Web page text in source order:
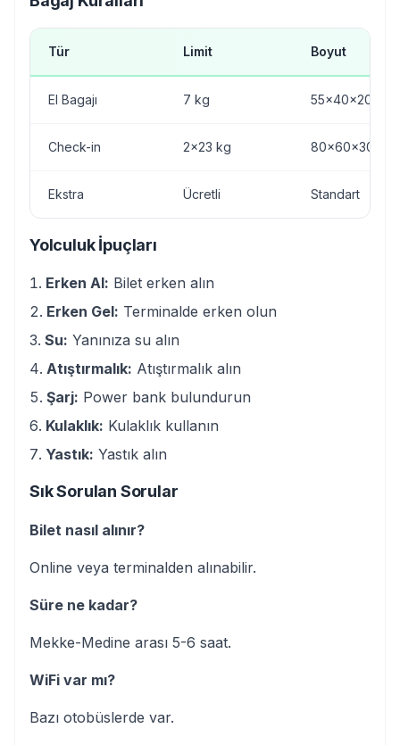
Tür Limit Boyut
El Bagajı 7 kg 55x40x20 cm
Check-in 2x23 kg 80x60x30 cm
Ekstra Ücretli Standart
Yolculuk İpuçları
Erken Al: Bilet erken alın
Erken Gel: Terminalde erken olun
Su: Yanınıza su alın
Atıştırmalık: Atıştırmalık alın
Şarj: Power bank bulundurun
Kulaklık: Kulaklık kullanın
Yastık: Yastık alın
Sık Sorulan Sorular
Bilet nasıl alınır?
Online veya terminalden alınabilir.
Süre ne kadar?
Mekke-Medine arası 5-6 saat.
WiFi var mı?
Bazı otobüslerde var.